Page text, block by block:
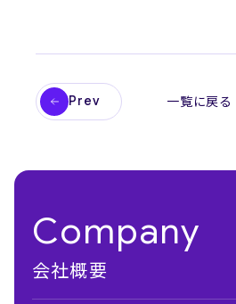
Prev 一覧に戻る
Company
会社概要